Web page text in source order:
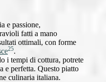
e passione,
fatti a mano
ottimali, con forme
25.
i tempi di cottura, potrete
e perfetta. Questo piatto
culinaria italiana.